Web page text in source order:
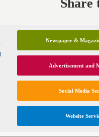
Newspaper &
Advertisement and
Social Media
Website